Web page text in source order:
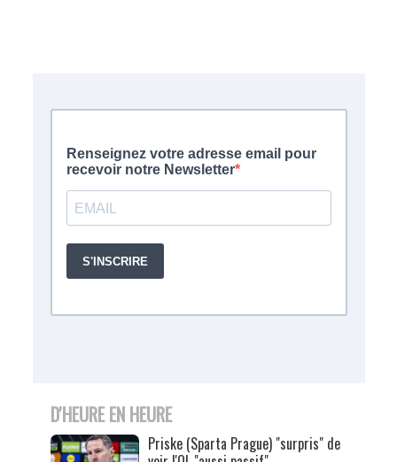
D'HEURE EN HEURE
Priske (Sparta Prague) "surpris" de